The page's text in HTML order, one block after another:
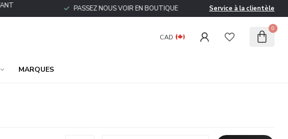
PASSEZ NOUS VOIR EN BOUTIQUE Service à la clientèle
CAD
0
MARQUES